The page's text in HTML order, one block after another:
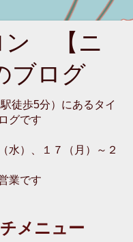
ン 【ニ
ブログ
徒歩5分）にあるタイ
グです
水）、１７（月）～２
業です
メニュー